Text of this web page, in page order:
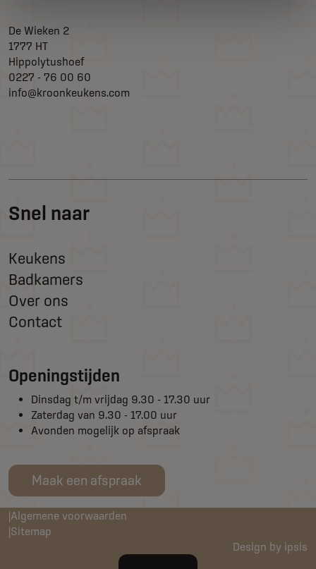
Snel naar
Keukens
Badkamers
Over ons
Contact
De Wieken 2
1777 HT
Hippolytushoef
0227 - 76 00 60
info@kroonkeukens.com
Openingstijden
Dinsdag t/m vrijdag 9.30 - 17.30 uur
Zaterdag van 9.30 - 17.00 uur
Avonden mogelijk op afspraak
Maak een afspraak
Algemene voorwaarden
Sitemap
Design by ipsis